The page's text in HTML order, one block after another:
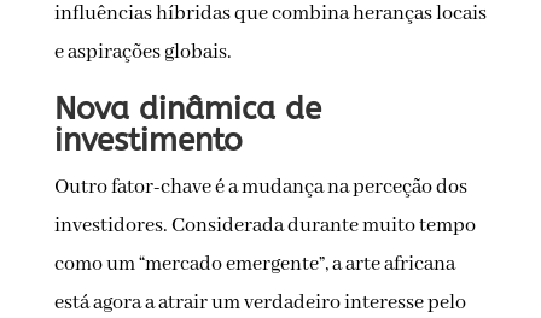
influências híbridas que combina heranças locais
e aspirações globais.
Nova dinâmica de
investimento
Outro fator-chave é a mudança na perceção dos
investidores. Considerada durante muito tempo
como um “mercado emergente”, a arte africana
está agora a atrair um verdadeiro interesse pelo